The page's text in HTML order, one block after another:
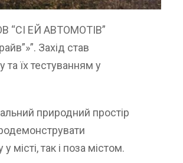
“СІ ЕЙ АВТОМОТІВ”
Захід став
їх тестуванням у
природний простір
місті, так і поза містом.